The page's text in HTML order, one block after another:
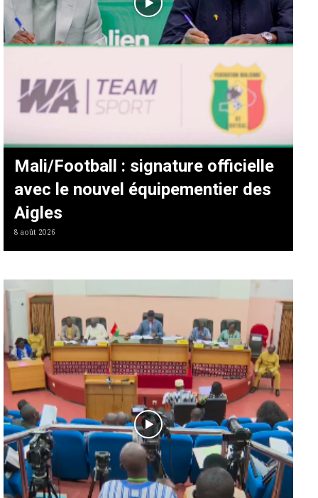
Mali/Football : signature officielle
avec le nouvel équipementier des
Aigles
8 août 2026